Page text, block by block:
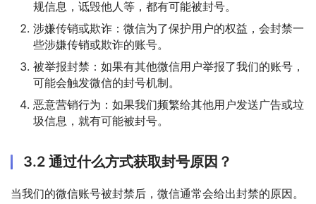
规信息，诋毁他人等，都有可能被封号。
涉嫌传销或欺诈：微信为了保护用户的权益，会封禁一
些涉嫌传销或欺诈的账号。
被举报封禁：如果有其他微信用户举报了我们的账号，
可能会触发微信的封号机制。
恶意营销行为：如果我们频繁给其他用户发送广告或垃
圾信息，就有可能被封号。
3.2 通过什么方式获取封号原因？
当我们的微信账号被封禁后，微信通常会给出封禁的原因。